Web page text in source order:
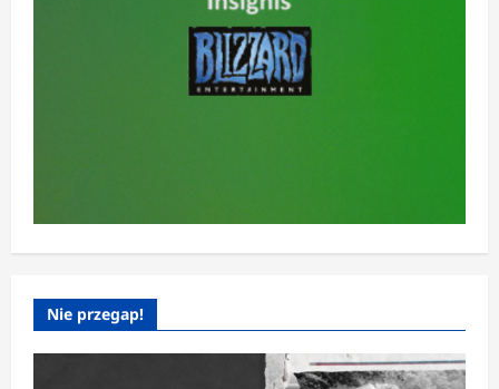
Nie przegap!